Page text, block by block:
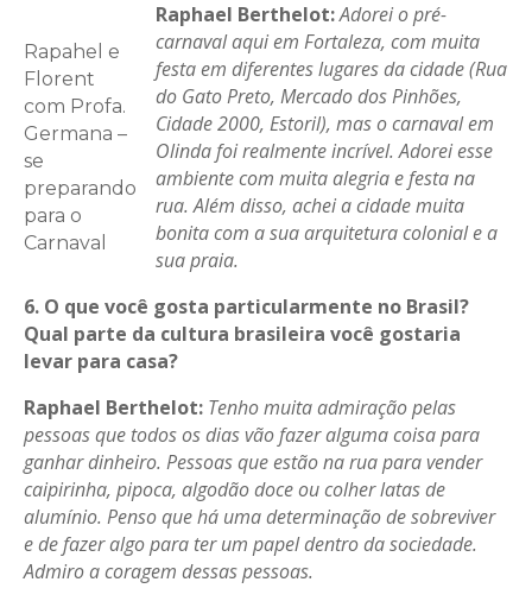
Rapahel e
Florent
com Profa.
Germana –
se
preparando
para o
Carnaval
Raphael Berthelot:Adorei o pré-
carnaval aqui em Fortaleza, com muita
festa em diferentes lugares da cidade (Rua
do Gato Preto, Mercado dos Pinhões,
Cidade 2000, Estoril), mas o carnaval em
Olinda foi realmente incrível. Adorei esse
ambiente com muita alegria e festa na
rua. Além disso, achei a cidade muita
bonita com a sua arquitetura colonial e a
sua praia.
6. O que você gosta particularmente no Brasil?
Qual parte da cultura brasileira você gostaria
levar para casa?
Raphael Berthelot: Tenho muita admiração pelas
pessoas que todos os dias vão fazer alguma coisa para
ganhar dinheiro. Pessoas que estão na rua para vender
caipirinha, pipoca, algodão doce ou colher latas de
alumínio. Penso que há uma determinação de sobreviver
e de fazer algo para ter um papel dentro da sociedade.
Admiro a coragem dessas pessoas.